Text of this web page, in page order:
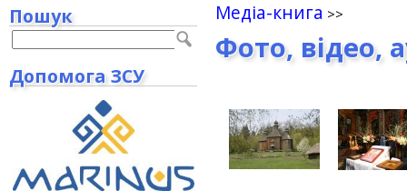
Медіа-книга
Фото, відео,
Пошук
Допомога ЗСУ